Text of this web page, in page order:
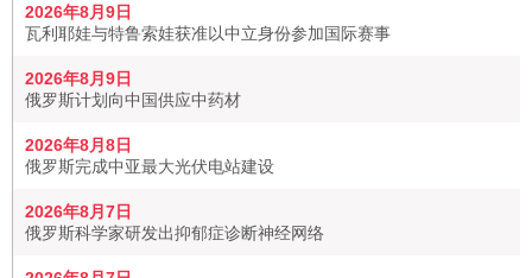
2026年8月9日
瓦利耶娃与特鲁索娃获准以中立身份参加国际赛事
2026年8月9日
俄罗斯计划向中国供应中药材
2026年8月8日
俄罗斯完成中亚最大光伏电站建设
2026年8月7日
俄罗斯科学家研发出抑郁症诊断神经网络